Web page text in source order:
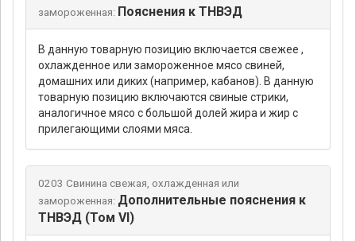
замороженная: Пояснения к ТНВЭД
В данную товарную позицию включается свежее ,
охлажденное или замороженное мясо свиней,
домашних или диких (например, кабанов). В данную
товарную позицию включаются свиные стрики,
аналогичное мясо с большой долей жира и жир с
прилегающими слоями мяса.
0203 Свинина свежая, охлажденная или
замороженная: Дополнительные пояснения к
ТНВЭД (Том VI)